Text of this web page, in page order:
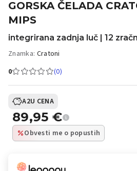
GORSKA ČELADA
MIPS
integrirana zadnja luč | 12
Znamka: Cratoni
0
(0)
A2U CENA
89,95 €
Obvesti me o popustih